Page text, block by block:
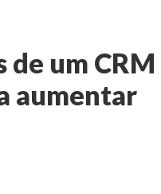
de um CRM
aumentar